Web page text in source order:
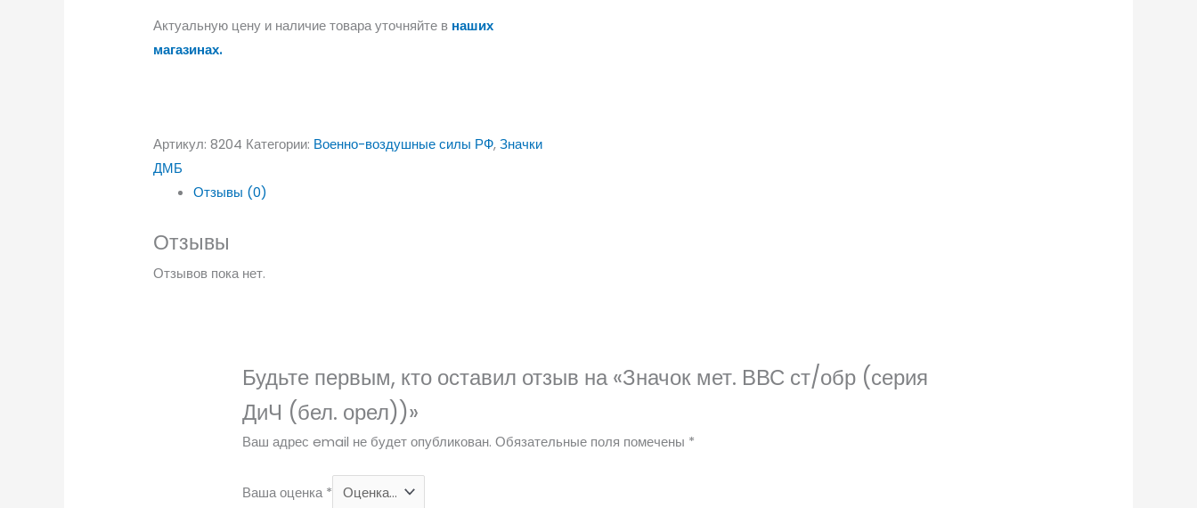
Актуальную цену и наличие товара уточняйте в наших
магазинах.
Артикул:8204 Категории: Военно-воздушные силы РФ,Значки
ДМБ
Отзывы (0)
Отзывы
Отзывов пока нет.
Будьте первым, кто оставил отзыв на «Значок мет. ВВС ст/обр (серия
ДиЧ (бел. орел))»
Ваш адрес email не будет опубликован. Обязательные поля помечены *
Ваша оценка*